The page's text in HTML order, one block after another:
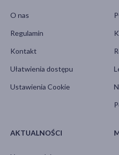
O nas
Regulamin
Kontakt
Ułatwienia dostępu
Ustawienia Cookie
AKTUALNOŚCI